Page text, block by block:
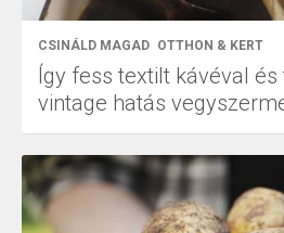
CSINÁLD MAGAD OTTHON & KERT
Így fess textilt kávéval és
vintage hatás